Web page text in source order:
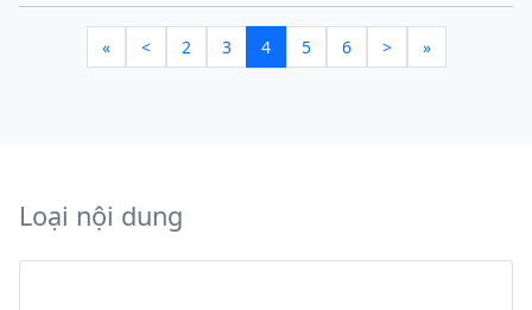
« < 2 3 4 5 6 > »
Loại nội dung